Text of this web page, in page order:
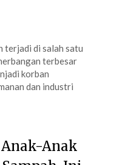
terjadi di salah satu
terbesar
korban
dan industri
Anak